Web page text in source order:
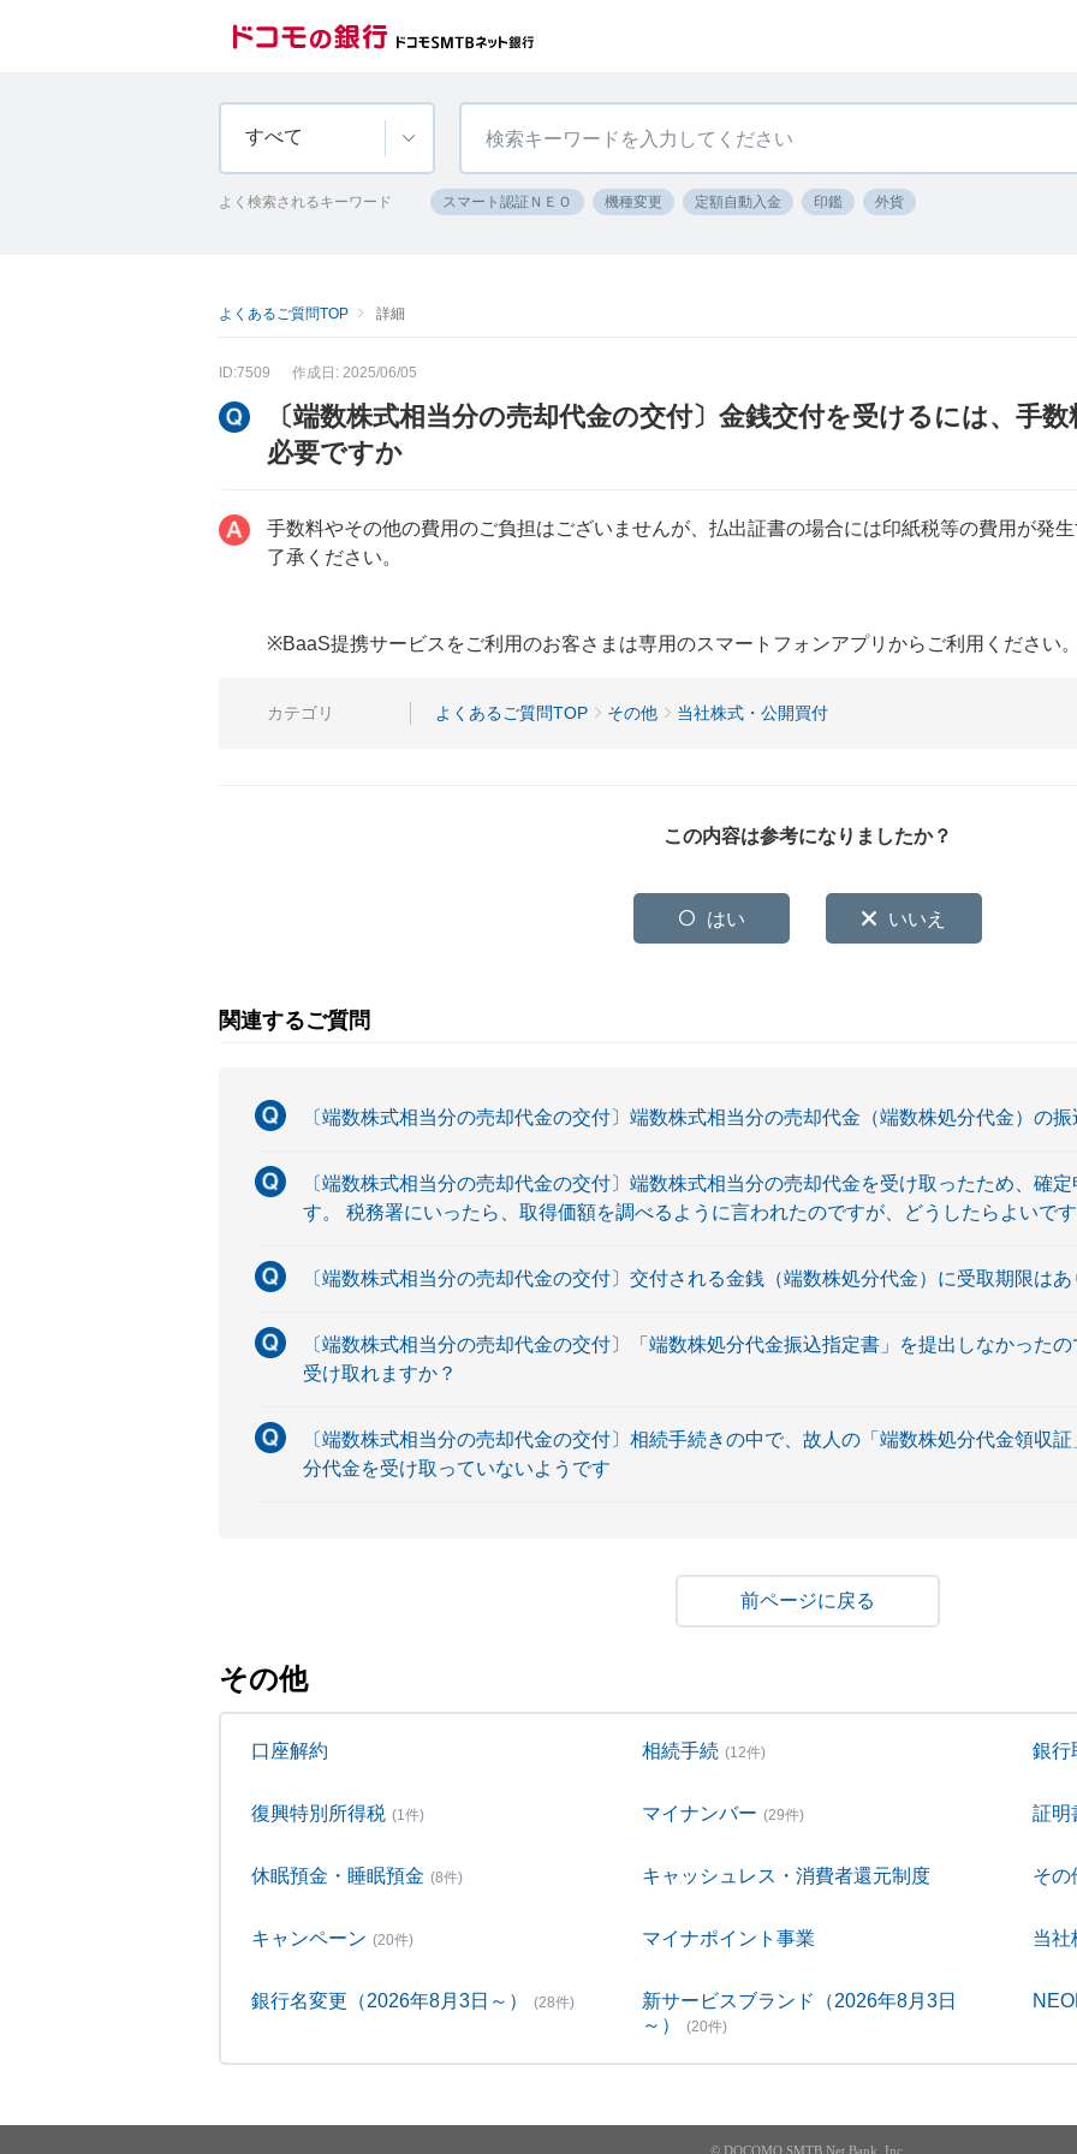
すべて
よく検索されるキーワード スマート認証ＮＥＯ 機種変更 定額自動入金 印鑑 外貨
よくあるご質問TOP 詳細
ID:7509 作成日: 2025/06/05
〔端数株式相当分の売却代金の交付〕金銭交付を受けるには、手
必要ですか
手数料やその他の費用のご負担はございませんが、払出証書の場合には印紙税等の費用が発
了承ください。
※BaaS提携サービスをご利用のお客さまは専用のスマートフォンアプリからご利用ください
カテゴリ よくあるご質問TOP その他 当社株式・公開買付
この内容は参考になりましたか？
はい いいえ
関連するご質問
〔端数株式相当分の売却代金の交付〕端数株式相当分の売却代金（端数株処分代金）の
〔端数株式相当分の売却代金の交付〕端数株式相当分の売却代金を受け取ったため、確
す。 税務署にいったら、取得価額を調べるように言われたのですが、どうしたらよいで
〔端数株式相当分の売却代金の交付〕交付される金銭（端数株処分代金）に受取期限は
〔端数株式相当分の売却代金の交付〕「端数株処分代金振込指定書」を提出しなかった
受け取れますか？
〔端数株式相当分の売却代金の交付〕相続手続きの中で、故人の「端数株処分代金領収
分代金を受け取っていないようです
戻る
その他
口座解約 相続手続 (12件) 銀行
復興特別所得税 (1件) マイナンバー (29件) 証明
休眠預金・睡眠預金 (8件) キャッシュレス・消費者還元制度 その
キャンペーン (20件) マイナポイント事業 当社
銀行名変更（2026年8月3日～） (28件)
新サービスブランド（2026年8月3日
～）
(20件)
© DOCOMO SMTB Net Bank, Inc.